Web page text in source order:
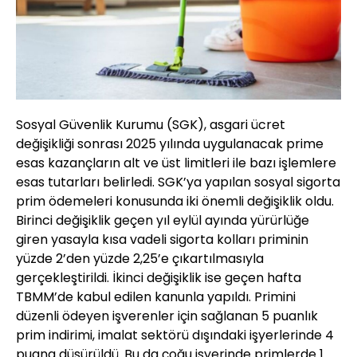
Sosyal Güvenlik Kurumu (SGK), asgari ücret
değişikliği sonrası 2025 yılında uygulanacak prime
esas kazançların alt ve üst limitleri ile bazı işlemlere
esas tutarları belirledi. SGK’ya yapılan sosyal sigorta
prim ödemeleri konusunda iki önemli değişiklik oldu.
Birinci değişiklik geçen yıl eylül ayında yürürlüğe
giren yasayla kısa vadeli sigorta kolları priminin
yüzde 2’den yüzde 2,25’e çıkartılmasıyla
gerçekleştirildi. İkinci değişiklik ise geçen hafta
TBMM’de kabul edilen kanunla yapıldı. Primini
düzenli ödeyen işverenler için sağlanan 5 puanlık
prim indirimi, imalat sektörü dışındaki işyerlerinde 4